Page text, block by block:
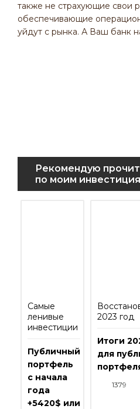
также не страхующие свои
обеспечивающие
уйдут с рынка. А Ваш банк
Рекомендую
по моим
Самые
ленивые
инвестиции
Публичный
портфель
с начала
года
+5420$ или
2023 год
Итоги
для
1379